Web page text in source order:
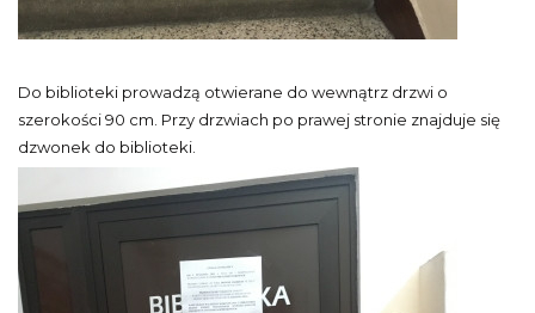
Do biblioteki prowadzą otwierane do wewnątrz drzwi o
szerokości 90 cm. Przy drzwiach po prawej stronie znajduje się
dzwonek do biblioteki.